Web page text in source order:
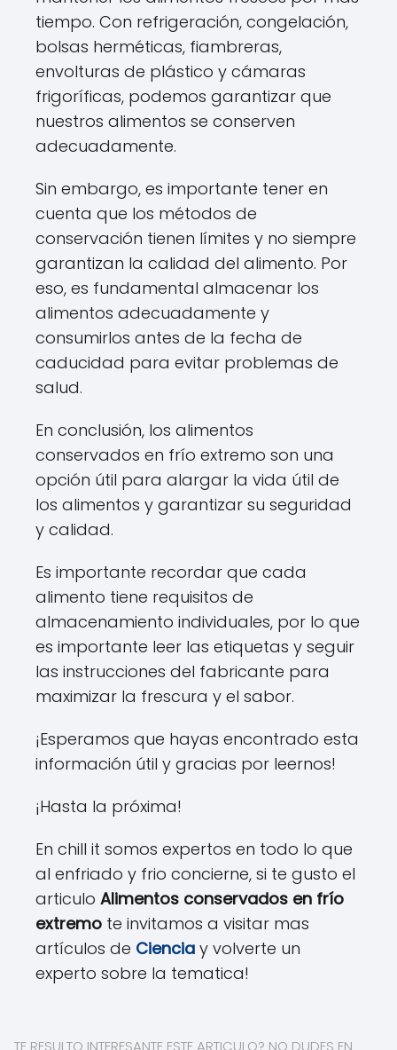
tiempo. Con refrigeración, congelación,
bolsas herméticas, fiambreras,
envolturas de plástico y cámaras
frigoríficas, podemos garantizar que
nuestros alimentos se conserven
adecuadamente.
Sin embargo, es importante tener en
cuenta que los métodos de
conservación tienen límites y no siempre
garantizan la calidad del alimento. Por
eso, es fundamental almacenar los
alimentos adecuadamente y
consumirlos antes de la fecha de
caducidad para evitar problemas de
salud.
En conclusión, los alimentos
conservados en frío extremo son una
opción útil para alargar la vida útil de
los alimentos y garantizar su seguridad
y calidad.
Es importante recordar que cada
alimento tiene requisitos de
almacenamiento individuales, por lo que
es importante leer las etiquetas y seguir
las instrucciones del fabricante para
maximizar la frescura y el sabor.
¡Esperamos que hayas encontrado esta
información útil y gracias por leernos!
¡Hasta la próxima!
En chill it somos expertos en todo lo que
al enfriado y frio concierne, si te gusto el
articulo Alimentos conservados en frío
extremo te invitamos a visitar mas
artículos de Ciencia y volverte un
experto sobre la tematica!
TE RESULTO INTERESANTE ESTE ARTICULO? NO DUDES EN